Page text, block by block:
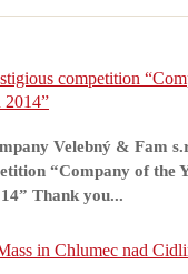
competition
2014”
Velebný & Fam
“Company of the
Thank you...
in Chlumec nad